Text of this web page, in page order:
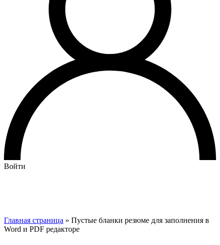
Войти
Главная страница » Пустые бланки резюме для заполнения в
Word и PDF редакторе